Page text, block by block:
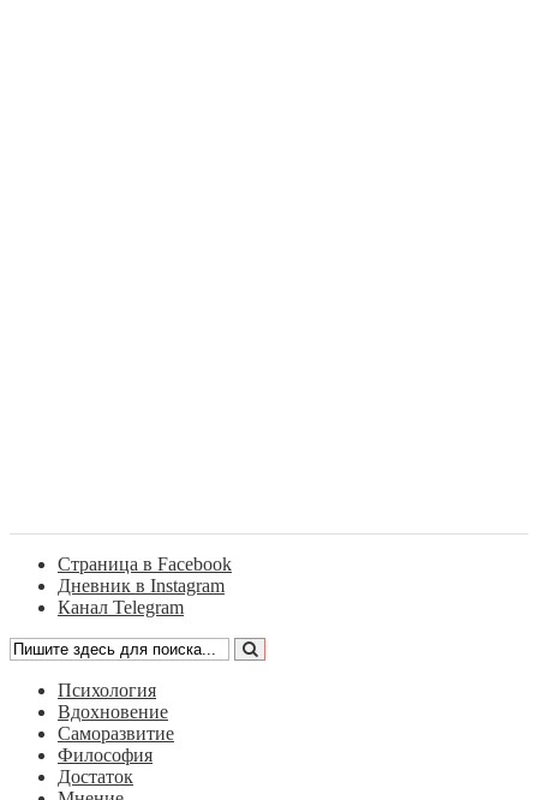
Страница в Facebook
Дневник в Instagram
Канал Telegram
Психология
Вдохновение
Саморазвитие
Философия
Достаток